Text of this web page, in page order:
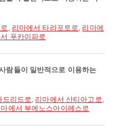
, 리마에서 타라포토로, 리마에
푸카이파로
람들이 일반적으로 이용하는
드리드로, 리마에서 산티아고로,
에서 부에노스아이레스로